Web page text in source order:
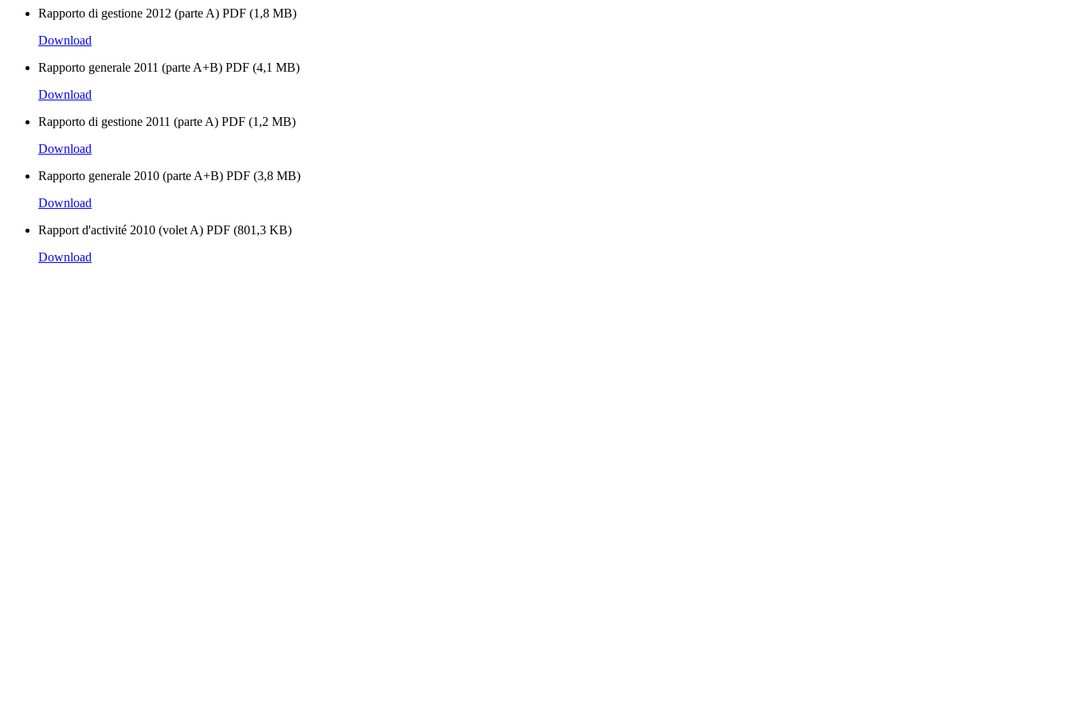
Rapporto di gestione 2012 (parte A) PDF (1,8 MB)
Download
Rapporto generale 2011 (parte A+B) PDF (4,1 MB)
Download
Rapporto di gestione 2011 (parte A) PDF (1,2 MB)
Download
Rapporto generale 2010 (parte A+B) PDF (3,8 MB)
Download
Rapport d'activité 2010 (volet A) PDF (801,3 KB)
Download